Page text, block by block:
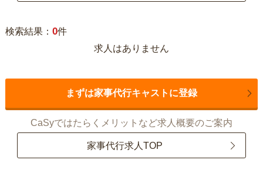
検索結果： 0件
求人はありません
まずは家事代行キャストに登録
CaSyではたらくメリットなど求人概要のご案内
家事代行求人TOP